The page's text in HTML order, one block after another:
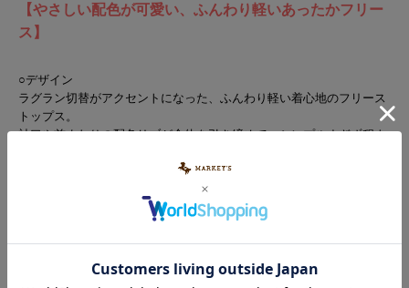
【やさしい配色が可愛い、ふんわり軽いあったかフリー
ス】
○デザイン
ラグラン切替がアクセントになった、ふんわり軽い着心地のフリース
トップス。
袖口や首まわりの配色リブが全体を引き締めて、シンプルすぎず程よ
カラーごとに印象が異なるので兄弟姉妹での色違いコーデもおすすめ
ゆとりあるシルエットでインナーも重ねやすく、デニムやコーデュロ
イパンツ、スウェットパンツとの相性も抜群。
普段使いはもちろん、アウトドアや公園遊びの防寒アイテムとしても